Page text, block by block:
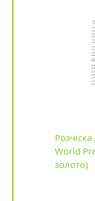
World
золото)